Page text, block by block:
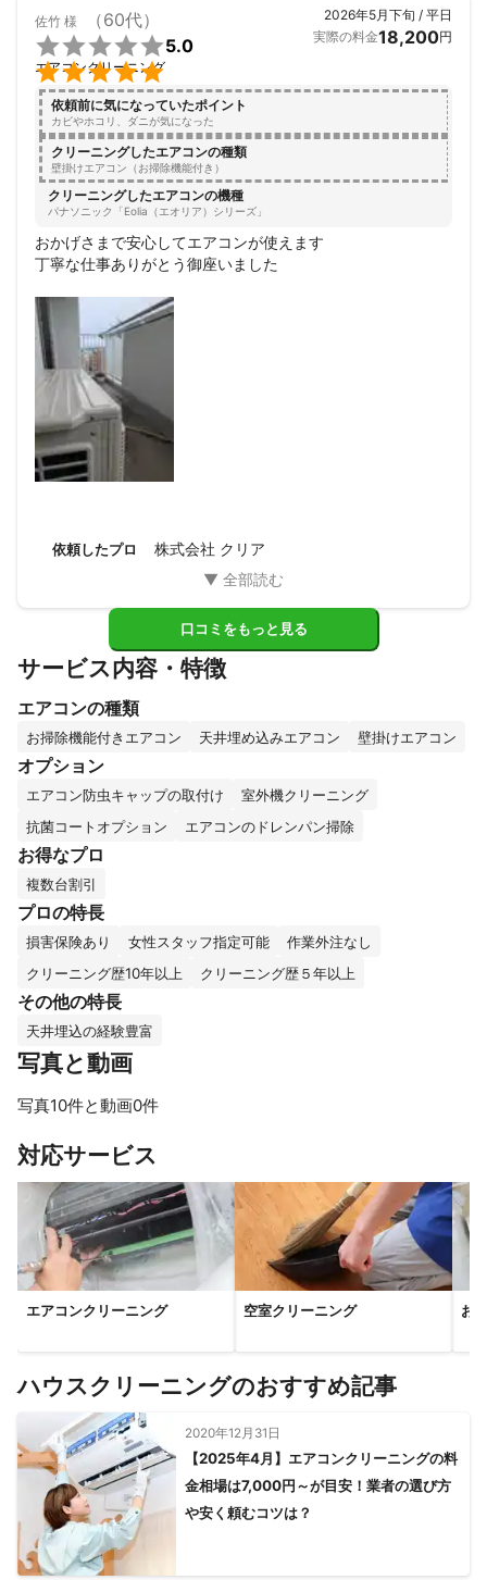
がら知らない会社だったので不安がるウチの奥さんの説得以
外したあとはスムーズでした。
当日はこちらの希望を聞いていただいた時間に来ていただ
き、ウチの駐車場に案内してからは早い早い。
やはりプロは違いますね。
分解洗浄ってこうやるんだなとも思いましたが、2台同時進
行で最初考えてた時間の半分で終わりました。
おかげさまでエアコンは何事もなかったように元に戻してい
ただき、出てくる空気のクリアさは全然違うのを実感できま
した。
と比べるとそこまでは汚れていないとのこと。
なので、来年洗浄するかはわからないですが、気になったら
またお願いしたいです。
同僚や友人にもオススメしておきました。
いい仕事をしていただき感謝しています。
佐竹 様 （60代）


5.0
エアコンクリーニング
2026年5月下旬 / 平日
実際の料金18,200円
依頼前に気になっていたポイント
カビやホコリ、ダニが気になった
クリーニングしたエアコンの種類
壁掛けエアコン（お掃除機能付き）
クリーニングしたエアコンの機種
パナソニック「Eolia（エオリア）シリーズ」
おかげさまで安心してエアコンが使えます
丁寧な仕事ありがとう御座いました
依頼したプロ 株式会社 クリア
口コミをもっと見る
サービス内容・特徴
エアコンの種類
お掃除機能付きエアコン 天井埋め込みエアコン 壁掛けエアコン
オプション
エアコン防虫キャップの取付け
室外機クリーニング
抗菌コートオプション
エアコンのドレンパン掃除
お得なプロ
複数台割引
プロの特長
損害保険あり 女性スタッフ指定可能
作業外注なし
クリーニング歴10年以上
クリーニング歴５年以上
その他の特長
天井埋込の経験豊富
写真と動画
写真10件と動画0件
対応サービス
エアコンクリーニング 空室クリーニング お
ハウスクリーニングのおすすめ記事
2020年12月31日
【2025年4月】エアコンクリーニングの料
金相場は7,000円～が目安！業者の選び方
や安く頼むコツは？